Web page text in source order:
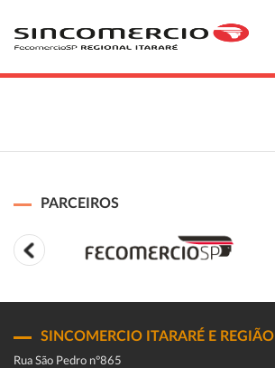
PARCEIROS
SINCOMERCIO ITARARÉ E REGIÃO
Rua São Pedro n°865